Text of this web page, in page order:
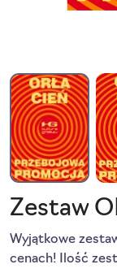
Zestaw
Wyjątkowe
cenach! Ilość